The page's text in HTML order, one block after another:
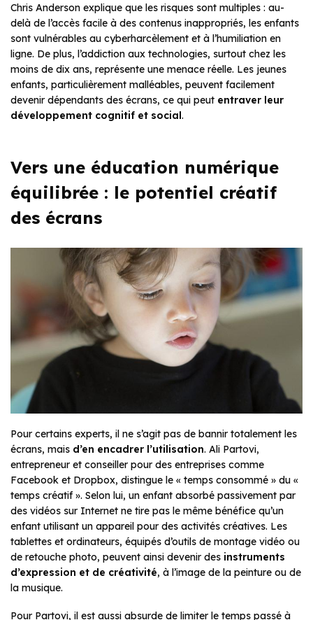
Chris Anderson explique que les risques sont multiples : au-
delà de l’accès facile à des contenus inappropriés, les enfants
sont vulnérables au cyberharcèlement et à l’humiliation en
ligne. De plus, l’addiction aux technologies, surtout chez les
moins de dix ans, représente une menace réelle. Les jeunes
enfants, particulièrement malléables, peuvent facilement
devenir dépendants des écrans, ce qui peut entraver leur
développement cognitif et social.
Vers une éducation numérique
équilibrée : le potentiel créatif
des écrans
Pour certains experts, il ne s’agit pas de bannir totalement les
écrans, mais d’en encadrer l’utilisation. Ali Partovi,
entrepreneur et conseiller pour des entreprises comme
Facebook et Dropbox, distingue le « temps consommé » du «
temps créatif ». Selon lui, un enfant absorbé passivement par
des vidéos sur Internet ne tire pas le même bénéfice qu’un
enfant utilisant un appareil pour des activités créatives. Les
tablettes et ordinateurs, équipés d’outils de montage vidéo ou
de retouche photo, peuvent ainsi devenir des instruments
d’expression et de créativité, à l’image de la peinture ou de
la musique.
Pour Partovi, il est aussi absurde de limiter le temps passé à